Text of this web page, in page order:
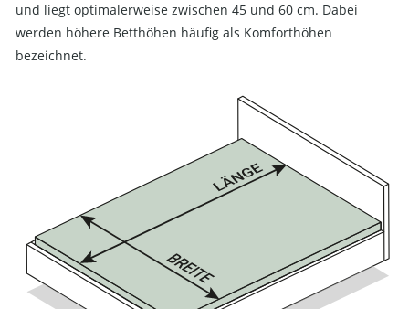
und liegt optimalerweise zwischen 45 und 60 cm. Dabei
werden höhere Betthöhen häufig als Komforthöhen
bezeichnet.